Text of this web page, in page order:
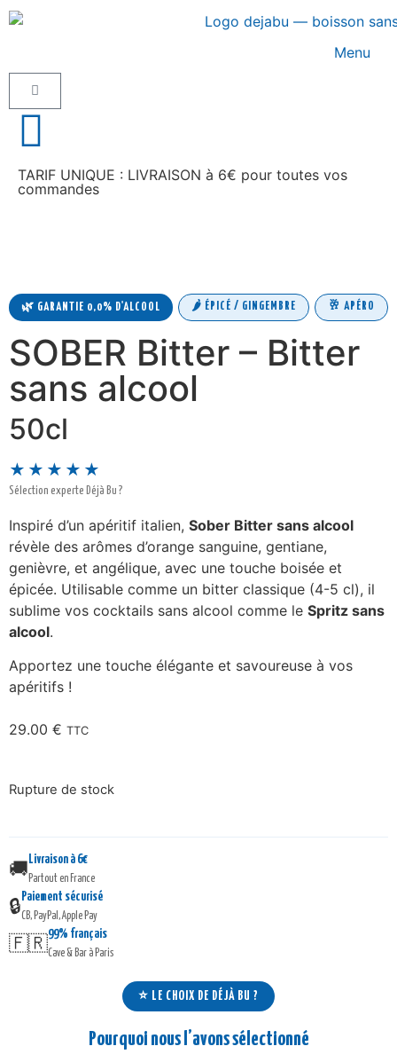
Menu
TARIF UNIQUE : LIVRAISON à 6€ pour toutes vos
commandes
🌿 GARANTIE 0,0% D'ALCOOL 🌶️ ÉPICÉ / GINGEMBRE 🥂 APÉRO
SOBER Bitter – Bitter
sans alcool
50cl
★★★★★
Sélection experte Déjà Bu ?
Inspiré d’un apéritif italien, Sober Bitter sans alcool
révèle des arômes d’orange sanguine, gentiane,
genièvre, et angélique, avec une touche boisée et
épicée. Utilisable comme un bitter classique (4-5 cl), il
sublime vos cocktails sans alcool comme le Spritz sans
alcool.
Apportez une touche élégante et savoureuse à vos
apéritifs !
29.00 € TTC
Rupture de stock
🚚
Livraison à 6€
Partout en France
🔒
Paiement sécurisé
CB, PayPal, Apple Pay
🇫🇷
99% français
Cave & Bar à Paris
⭐ LE CHOIX DE DÉJÀ BU ?
Pourquoi nous l’avons sélectionné